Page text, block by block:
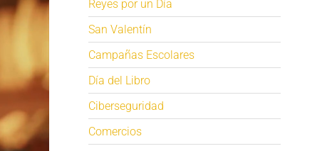
Reyes por un Día
San Valentín
Campañas Escolares
Día del Libro
Ciberseguridad
Comercios